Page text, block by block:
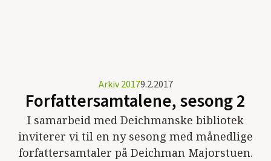
Arkiv 20179.2.2017
Forfattersamtalene, sesong 2
I samarbeid med Deichmanske bibliotek
inviterer vi til en ny sesong med månedlige
forfattersamtaler på Deichman Majorstuen.